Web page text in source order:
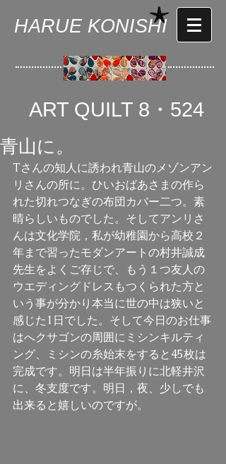
HARUE KONISHI
ART QUILT 8・524
青山に。
Tさんの知人に誘われ青山のメゾンアン
リさんの所に。ひいおばあさまの作ら
れた切れつなぎの布団カバー二つ。素
晴らしいものでした。そしてアンリさ
んは文化学院，私が幼稚園から高校２
年まで習ったモダンアートの村井誠成
先生をよくご存じで、もう１つ友人の
ウエディングドレスもつくられた方と
いう事が分かり本当に世の中は狭いと
感じた1日でした。そして今日のお仕事
はへクサゴンの周囲にミシンキルティ
ング、ミシンの糸始末をすると45枚は
完成です。明日は半年振りに北軽井沢
に、冬支度です。明日，夜、少しでも
出来ると嬉しいのですが。